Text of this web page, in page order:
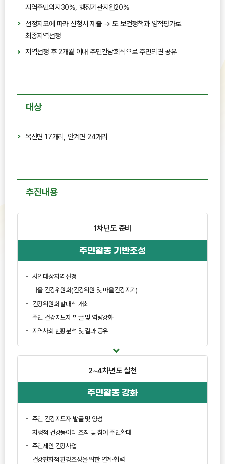
지역주민의지30%, 행정기관지원20%
선정지표에 따라 신청서 제출 → 도 보건정책과 양적평가로
최종지역선정
지역선정 후 2개월 이내 주민간담회식으로 주민의견 공유
대상
옥산면 17개리, 안계면 24개리
추진내용
1차년도 준비
주민활동 기반조성
사업대상지역 선정
마을 건강위원회(건강위원 및 마을건강지기)
건강위원회 발대식 개최
주민 건강지도자 발굴 및 역량강화
지역사회 현황분석 및 결과 공유
2~4차년도 실천
주민활동 강화
주민 건강지도자 발굴 및 양성
자생적 건강동아리 조직 및 참여 주민확대
주민제안 건강사업
건강친화적 환경조성을 위한 연계·협력